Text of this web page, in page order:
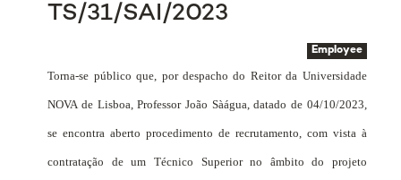
TS/31/SAI/2023
Employee
Torna-se público que, por despacho do Reitor da Universidade
NOVA de Lisboa, Professor João Sàágua, datado de 04/10/2023,
se encontra aberto procedimento de recrutamento, com vista à
contratação de um Técnico Superior no âmbito do projeto